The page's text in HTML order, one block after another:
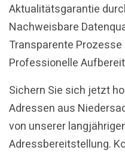
Aktualitätsgarantie
Nachweisbare
Transparente Prozesse
Professionelle
Sichern Sie sich jetzt
Adressen aus
von unserer
Adressbereitstellung.